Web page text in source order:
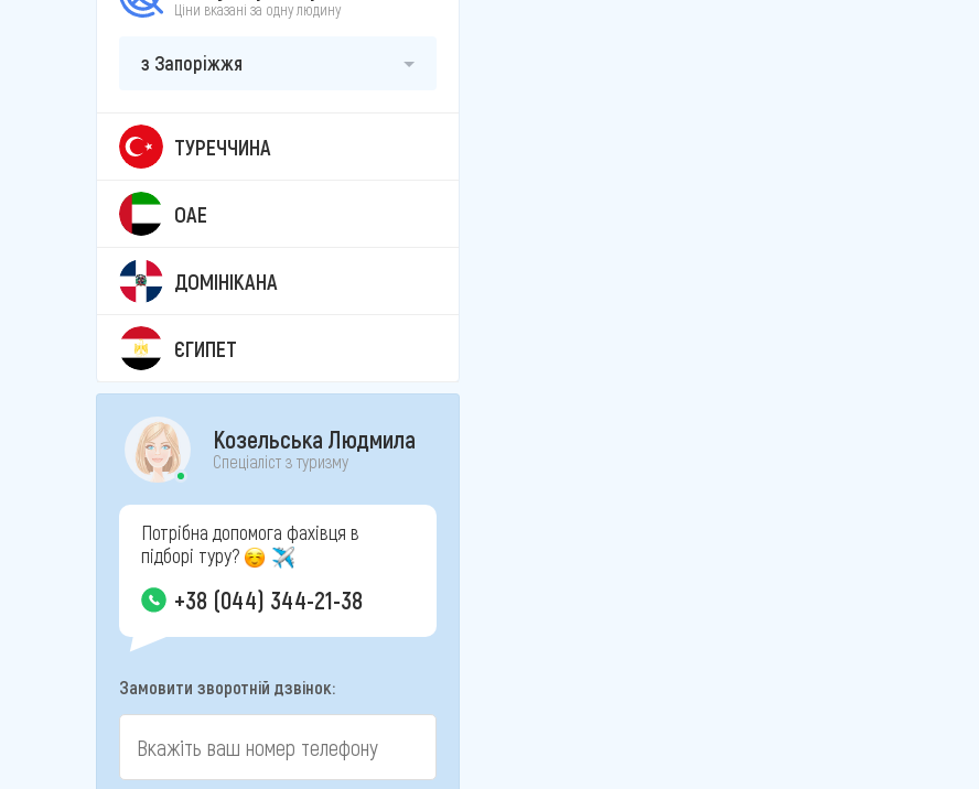
Ціни вказані за одну людину
з Запоріжжя
ТУРЕЧЧИНА
ОАЕ
ДОМІНІКАНА
ЄГИПЕТ
Козельська Людмила
Спеціаліст з туризму
Потрібна допомога фахівця в
підборі туру?
+38 (044) 344-21-38
Замовити зворотній дзвінок: